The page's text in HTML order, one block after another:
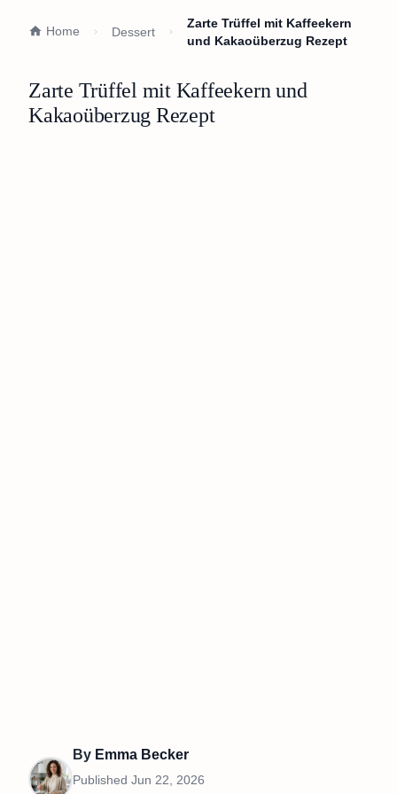
Home Dessert
Zarte Trüffel mit Kaffeekern
und Kakaoüberzug Rezept
Zarte Trüffel mit Kaffeekern und
Kakaoüberzug Rezept
By Emma Becker
Published Jun 22, 2026